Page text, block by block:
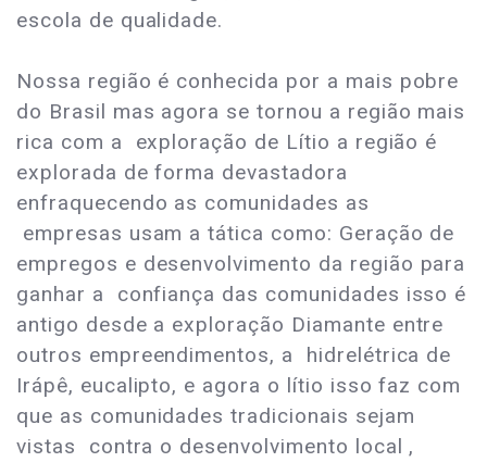
escola de qualidade.
Nossa região é conhecida por a mais pobre
do Brasil mas agora se tornou a região mais
rica com a exploração de Lítio a região é
explorada de forma devastadora
enfraquecendo as comunidades as
empresas usam a tática como: Geração de
empregos e desenvolvimento da região para
ganhar a confiança das comunidades isso é
antigo desde a exploração Diamante entre
outros empreendimentos, a hidrelétrica de
Irápê, eucalipto, e agora o lítio isso faz com
que as comunidades tradicionais sejam
vistas contra o desenvolvimento local ,